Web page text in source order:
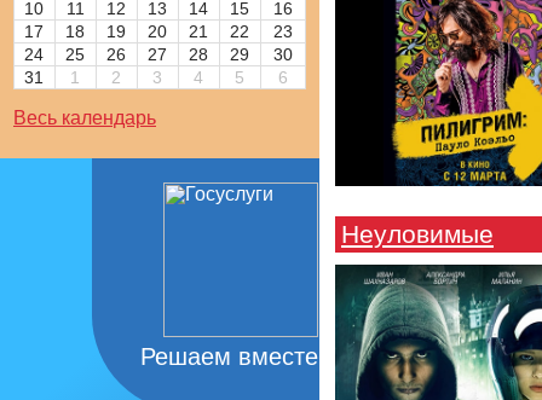
10 11 12 13 14 15
16
17
18 19 20 21 22
23
24
25 26 27 28 29
30
31
1 2 3 4 5 6
Весь календарь
Решаем вместе
Неуловимые